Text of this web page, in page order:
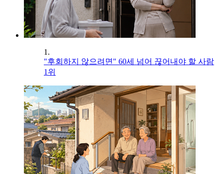
1.
"후회하지 않으려면" 60세 넘어 끊어내야 할 사람
1위